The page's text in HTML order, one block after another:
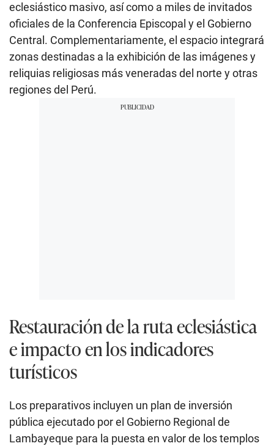
eclesiástico masivo, así como a miles de invitados
oficiales de la Conferencia Episcopal y el Gobierno
Central. Complementariamente, el espacio integrará
zonas destinadas a la exhibición de las imágenes y
reliquias religiosas más veneradas del norte y otras
regiones del Perú.
Restauración de la ruta eclesiástica
e impacto en los indicadores
turísticos
Los preparativos incluyen un plan de inversión
pública ejecutado por el Gobierno Regional de
Lambayeque para la puesta en valor de los templos